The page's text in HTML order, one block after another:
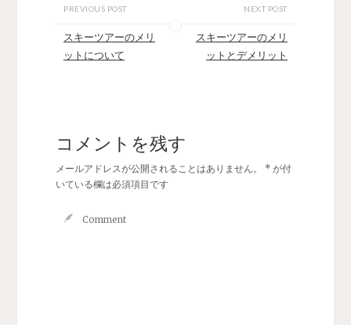
PREVIOUS POST
スキーツアーのメリ
ットについて
NEXT POST
スキーツアーのメリ
ットとデメリット
コメントを残す
メールアドレスが公開されることはありません。 *が付
いている欄は必須項目です